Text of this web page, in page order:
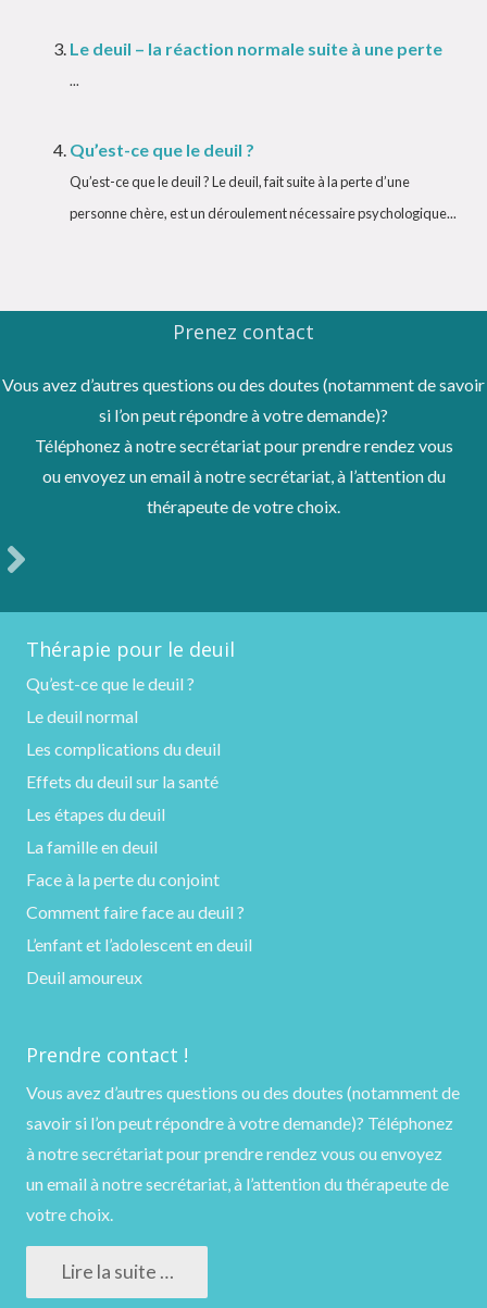
Le deuil – la réaction normale suite à une perte
...
Qu’est-ce que le deuil ?
Qu’est-ce que le deuil ? Le deuil, fait suite à la perte d’une
personne chère, est un déroulement nécessaire psychologique...
Prenez contact
Vous avez d’autres questions ou des doutes (notamment de savoir
si l’on peut répondre à votre demande)?
Téléphonez à notre secrétariat pour prendre rendez vous
ou envoyez un email à notre secrétariat, à l’attention du
thérapeute de votre choix.
Thérapie pour le deuil
Qu’est-ce que le deuil ?
Le deuil normal
Les complications du deuil
Effets du deuil sur la santé
Les étapes du deuil
La famille en deuil
Face à la perte du conjoint
Comment faire face au deuil ?
L’enfant et l’adolescent en deuil
Deuil amoureux
Prendre contact !
Vous avez d’autres questions ou des doutes (notamment de
savoir si l’on peut répondre à votre demande)? Téléphonez
à notre secrétariat pour prendre rendez vous ou envoyez
un email à notre secrétariat, à l’attention du thérapeute de
votre choix.
Lire la suite …